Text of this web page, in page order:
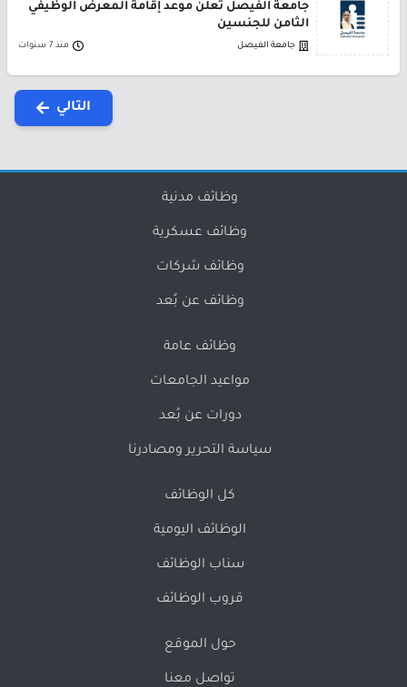
جامعة الفيصل تعلن موعد إقامة المعرض الوظيفي
الثامن للجنسين
جامعة الفيصل منذ 7 سنوات
التالي
وظائف مدنية
وظائف عسكرية
وظائف شركات
وظائف عن بُعد
وظائف عامة
مواعيد الجامعات
دورات عن بُعد
سياسة التحرير ومصادرنا
كل الوظائف
الوظائف اليومية
سناب الوظائف
قروب الوظائف
حول الموقع
تواصل معنا